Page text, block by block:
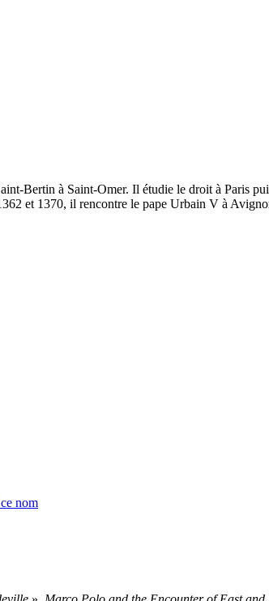
Bertin à Saint-Omer. Il étudie le droit à Paris
et 1370, il rencontre le pape Urbain V à
nom